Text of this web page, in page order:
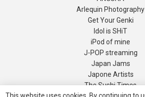
Arlequin Photography
Get Your Genki
Idol is SHiT
iPod of mine
J-POP streaming
Japan Jams
Japone Artists
The Sushi Times